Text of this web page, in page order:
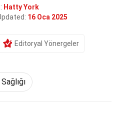
Hatty York
16 Oca 2025
Editoryal Yönergeler